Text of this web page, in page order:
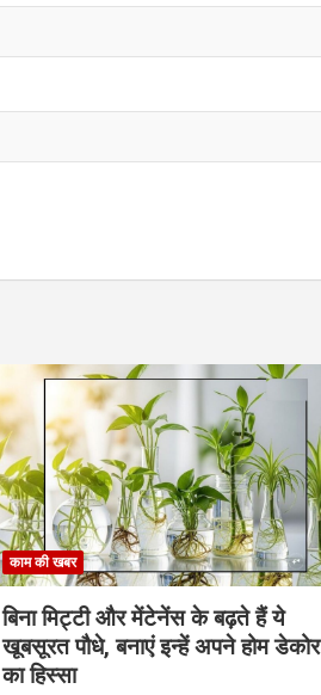
काम की खबर
बिना मिट्टी और मेंटेनेंस के बढ़ते हैं ये
खूबसूरत पौधे, बनाएं इन्‍हें अपने होम डेकोर
का हिस्‍सा